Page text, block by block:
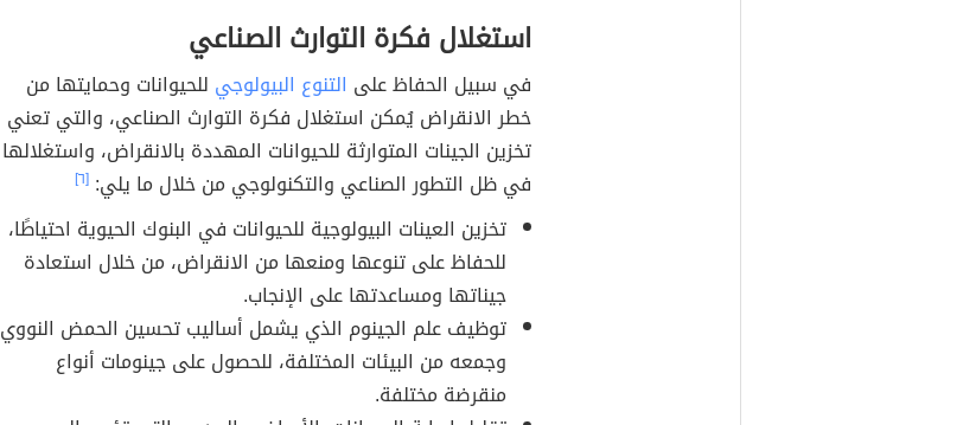
استغلال فكرة التوارث الصناعي
في سبيل الحفاظ على التنوع البيولوجي للحيوانات وحمايتها من
خطر الانقراض يُمكن استغلال فكرة التوارث الصناعي، والتي تعني
تخزين الجينات المتوارثة للحيوانات المهددة بالانقراض، واستغلالها
في ظل التطور الصناعي والتكنولوجي من خلال ما يلي:[٦]
تخزين العينات البيولوجية للحيوانات في البنوك الحيوية احتياطًا،
للحفاظ على تنوعها ومنعها من الانقراض، من خلال استعادة
جيناتها ومساعدتها على الإنجاب.
توظيف علم الجينوم الذي يشمل أساليب تحسين الحمض النووي
وجمعه من البيئات المختلفة، للحصول على جينومات أنواع
منقرضة مختلفة.